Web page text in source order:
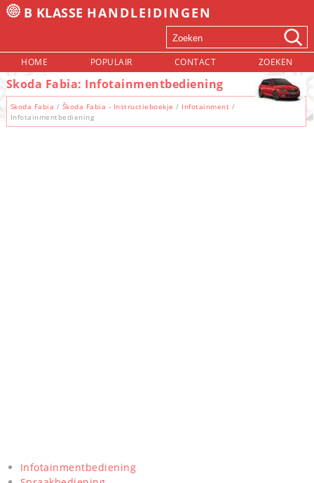
B KLASSE HANDLEIDINGEN
HOME POPULAIR CONTACT ZOEKEN
Skoda Fabia: Infotainmentbediening
Skoda Fabia / Škoda Fabia - Instructieboekje / Infotainment /
Infotainmentbediening
Infotainmentbediening